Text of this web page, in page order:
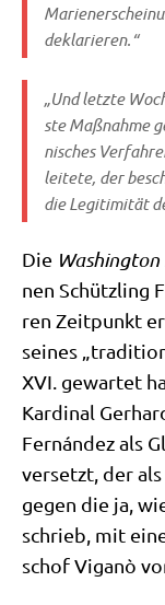
deklarieren.“
„Und letz­te
ste Maß­nah­me
ni­sches
lei­te­te, der
die Legi­ti­mi­tät
Die
nen Schütz­ling
ren Zeit­punkt
sei­nes
XVI. gewar­tet
Kar­di­nal
Fernán­dez als
ver­setzt, der
gegen die ja,
schrieb, mit
schof Viganò